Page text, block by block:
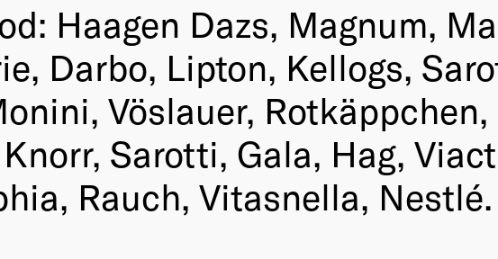
Haagen Dazs, Magnum,
Darbo, Lipton, Kellogs,
Vöslauer,
Sarotti, Gala, Hag,
Rauch, Vitasnella, Nestlé.